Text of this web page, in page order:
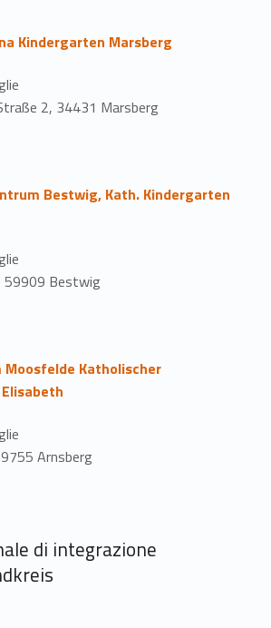
Kindergarten Marsberg
2, 34431 Marsberg
Bestwig, Kath. Kindergarten
Bestwig
Katholischer
Arnsberg
di integrazione